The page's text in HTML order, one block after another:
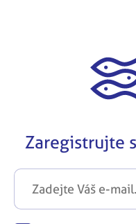
Zaregistrujte